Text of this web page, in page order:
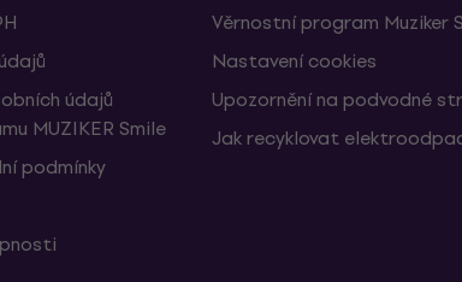
údajů
MUZIKER Smile
podmínky
Věrnostní program Muziker
Nastavení cookies
Upozornění na podvodné
Jak recyklovat